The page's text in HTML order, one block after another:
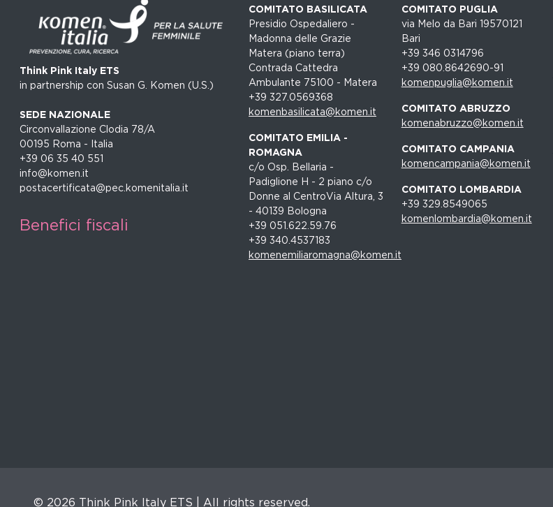
Think Pink Italy ETS
in partnership con Susan G. Komen (U.S.)
SEDE NAZIONALE
Circonvallazione Clodia 78/A
00195 Roma - Italia
+39 06 35 40 551
info@komen.it
postacertificata@pec.komenitalia.it
Benefici fiscali
COMITATO BASILICATA
Presidio Ospedaliero -
Madonna delle Grazie
Matera (piano terra)
Contrada Cattedra
Ambulante 75100 - Matera
+39 327.0569368
komenbasilicata@komen.it
COMITATO EMILIA -
ROMAGNA
c/o Osp. Bellaria -
Padiglione H - 2 piano c/o
Donne al CentroVia Altura, 3
- 40139 Bologna
+39 051.622.59.76
+39 340.4537183
komenemiliaromagna@komen.it
COMITATO PUGLIA
via Melo da Bari 19570121
Bari
+39 346 0314796
+39 080.8642690-91
komenpuglia@komen.it
COMITATO ABRUZZO
komenabruzzo@komen.it
COMITATO CAMPANIA
komencampania@komen.it
COMITATO LOMBARDIA
+39 329.8549065
komenlombardia@komen.it
© 2026 Think Pink Italy ETS | All rights reserved.